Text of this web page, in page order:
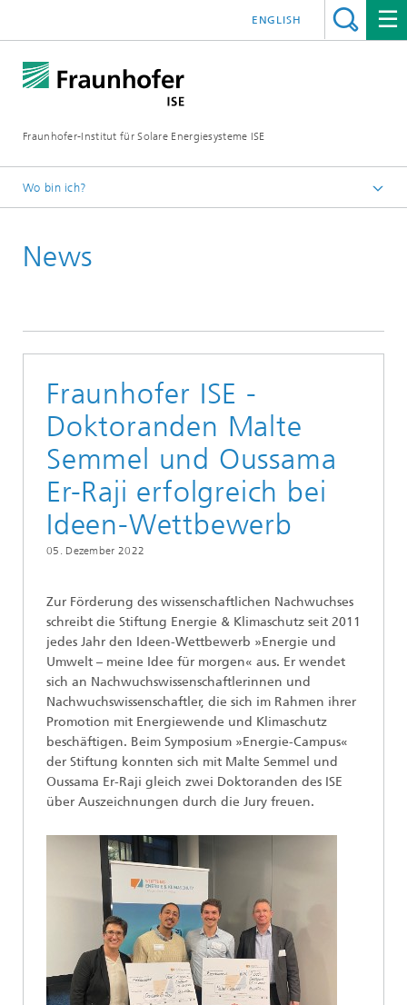
Fraunhofer-Institut für Solare Energiesysteme ISE
ENGLISH
Wo bin ich?
News
Fraunhofer ISE -
Doktoranden Malte
Semmel und Oussama
Er-Raji erfolgreich bei
Ideen-Wettbewerb
05. Dezember 2022
Zur Förderung des wissenschaftlichen Nachwuchses
schreibt die Stiftung Energie & Klimaschutz seit 2011
jedes Jahr den Ideen-Wettbewerb »Energie und
Umwelt – meine Idee für morgen« aus. Er wendet
sich an Nachwuchswissenschaftlerinnen und
Nachwuchswissenschaftler, die sich im Rahmen ihrer
Promotion mit Energiewende und Klimaschutz
beschäftigen. Beim Symposium »Energie-Campus«
der Stiftung konnten sich mit Malte Semmel und
Oussama Er-Raji gleich zwei Doktoranden des ISE
über Auszeichnungen durch die Jury freuen.